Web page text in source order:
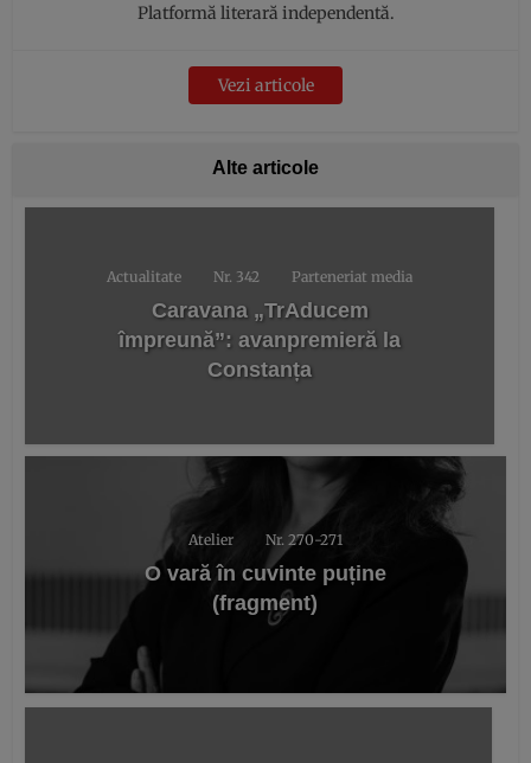
Platformă literară independentă.
Vezi articole
Alte articole
Actualitate Nr. 342 Parteneriat media
Caravana „TrAducem
împreună”: avanpremieră la
Constanța
Atelier Nr. 270-271
O vară în cuvinte puține
(fragment)